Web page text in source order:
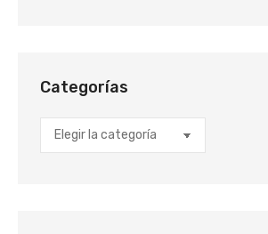
Categorías
Categorías